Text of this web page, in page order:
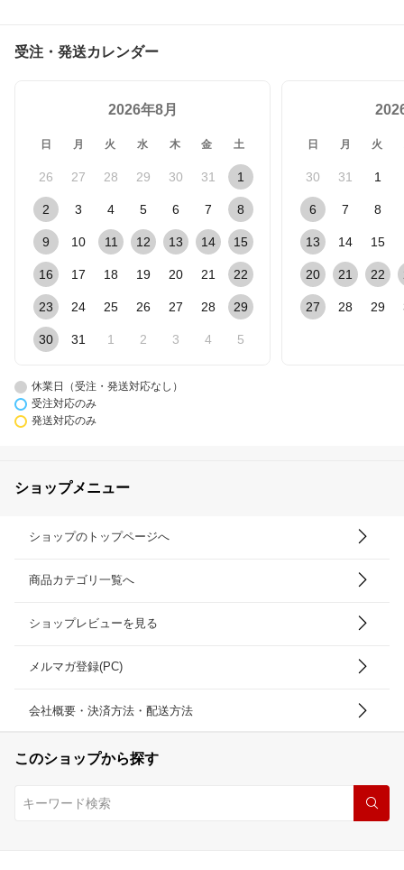
受注・発送カレンダー
2026年8月
日 月 火 水 木 金 土
26 27 28 29 30 31 1
2 3 4 5 6 7 8
9 10 11 12 13 14 15
16 17 18 19 20 21 22
23 24 25 26 27 28 29
30 31 1 2 3 4 5
日 月 火
30 31 1
6 7 8
13 14 15
20 21 22
27 28 29
休業日（受注・発送対応なし）
受注対応のみ
発送対応のみ
ショップメニュー
ショップのトップページへ
商品カテゴリ一覧へ
ショップレビューを見る
メルマガ登録(PC)
会社概要・決済方法・配送方法
このショップから探す